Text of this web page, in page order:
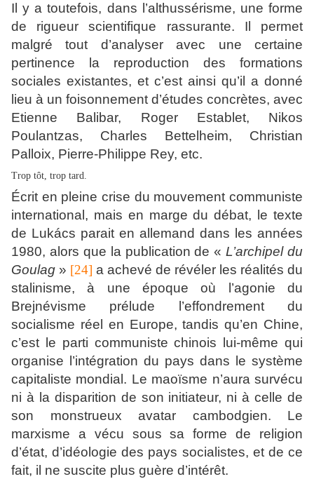
Il y a toutefois, dans l’althussérisme, une forme
de rigueur scientifique rassurante. Il permet
malgré tout d’analyser avec une certaine
pertinence la reproduction des formations
sociales existantes, et c’est ainsi qu’il a donné
lieu à un foisonnement d’études concrètes, avec
Etienne Balibar, Roger Establet, Nikos
Poulantzas, Charles Bettelheim, Christian
Palloix, Pierre-Philippe Rey, etc.
Trop tôt, trop tard.
Écrit en pleine crise du mouvement communiste
international, mais en marge du débat, le texte
de Lukács parait en allemand dans les années
1980, alors que la publication de «L’archipel du
Goulag » [24] a achevé de révéler les réalités du
stalinisme, à une époque où l’agonie du
Brejnévisme prélude l’effondrement du
socialisme réel en Europe, tandis qu’en Chine,
c’est le parti communiste chinois lui-même qui
organise l’intégration du pays dans le système
capitaliste mondial. Le maoïsme n’aura survécu
ni à la disparition de son initiateur, ni à celle de
son monstrueux avatar cambodgien. Le
marxisme a vécu sous sa forme de religion
d’état, d’idéologie des pays socialistes, et de ce
fait, il ne suscite plus guère d’intérêt.